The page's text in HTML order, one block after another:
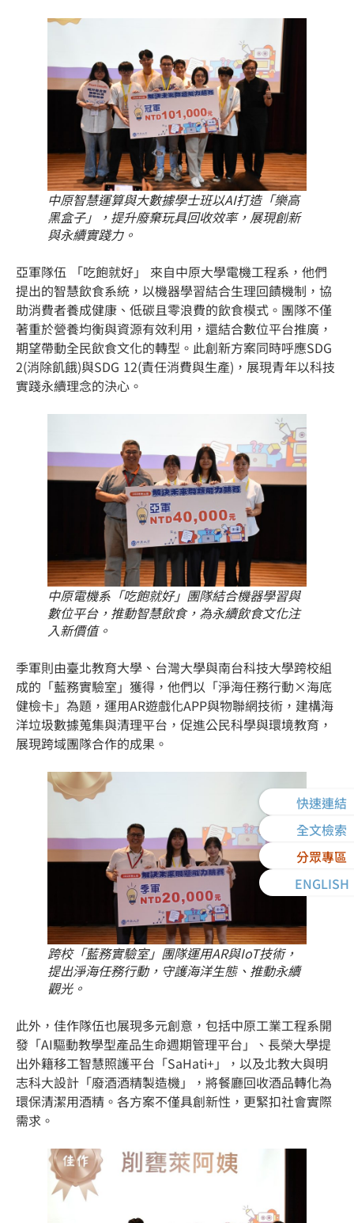
快速連結
全文檢索
分眾專區
ENGLISH
中原智慧運算與大數據學士班以AI打造「樂高
黑盒子」，提升廢棄玩具回收效率，展現創新
與永續實踐力。
亞軍隊伍 「吃飽就好」 來自中原大學電機工程系，他們
提出的智慧飲食系統，以機器學習結合生理回饋機制，協
助消費者養成健康、低碳且零浪費的飲食模式。團隊不僅
著重於營養均衡與資源有效利用，還結合數位平台推廣，
期望帶動全民飲食文化的轉型。此創新方案同時呼應SDG
2(消除飢餓)與SDG 12(責任消費與生產)，展現青年以科技
實踐永續理念的決心。
中原電機系「吃飽就好」團隊結合機器學習與
數位平台，推動智慧飲食，為永續飲食文化注
入新價值。
季軍則由臺北教育大學、台灣大學與南台科技大學跨校組
成的「藍務實驗室」獲得，他們以「淨海任務行動×海底
健檢卡」為題，運用AR遊戲化APP與物聯網技術，建構海
洋垃圾數據蒐集與清理平台，促進公民科學與環境教育，
展現跨域團隊合作的成果。
跨校「藍務實驗室」團隊運用AR與IoT技術，
提出淨海任務行動，守護海洋生態、推動永續
觀光。
此外，佳作隊伍也展現多元創意，包括中原工業工程系開
發「AI驅動教學型產品生命週期管理平台」、長榮大學提
出外籍移工智慧照護平台「SaHati+」，以及北教大與明
志科大設計「廢酒酒精製造機」，將餐廳回收酒品轉化為
環保清潔用酒精。各方案不僅具創新性，更緊扣社會實際
需求。